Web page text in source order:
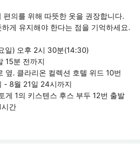
편의를 위해 따뜻한 옷을 권장합니다.
게 유지해야 한다는 점을 기억하세요.
일) 오후 2시 30분(14:30)
15분 전까지
옆. 클라리온 컬렉션 호텔 위드 10번
- 8월 21일 24시까지
게 1의 키스텐스 후스 부두 12번 출발
간